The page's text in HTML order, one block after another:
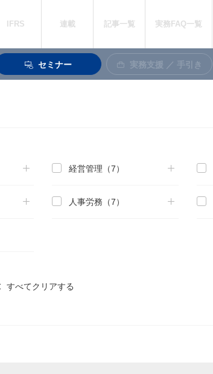
IFRS 連載 記事一覧 実務FAQ一覧
セミナー 実務支援 ／ 手引き
経営管理（7）
人事労務（7）
すべてクリアする